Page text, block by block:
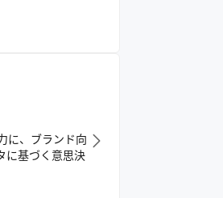
に、ブランド向
に基づく意思決